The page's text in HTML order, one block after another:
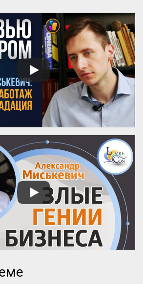
бургомистра. Правдивость
честность просты и благородны, шутка
угодливая лесть тонки и красивы.
украшение добродетели.
служебное рвение
утонченность и вежливость
Возвышенные свойства
внушают уважение, прекрасные любовь.
Люди, чувство которых обращено
преимущественно на прекрасное, ищут
себе честных, вер...